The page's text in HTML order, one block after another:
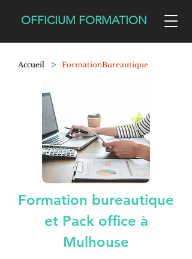
OFFICIUM FORMATION
Accueil > FormationBureautique
Formation bureautique
et Pack office à
Mulhouse